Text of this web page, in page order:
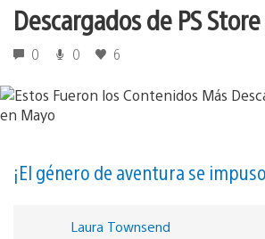
Descargados de PS
0 0 6
¡El género de aventura se
Laura Townsend